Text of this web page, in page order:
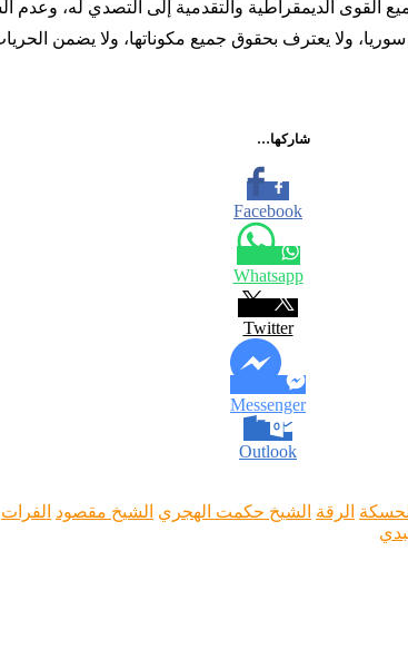
القوى الديمقراطية والتقدمية إلى التصدي له، وعدم
سوريا، ولا يعترف بحقوق جميع مكوناتها، ولا يضمن
شاركها…
Facebook
Whatsapp
Twitter
Messenger
Outlook
الرقة الشيخ حكمت الهجري الشيخ مقصود الفرات